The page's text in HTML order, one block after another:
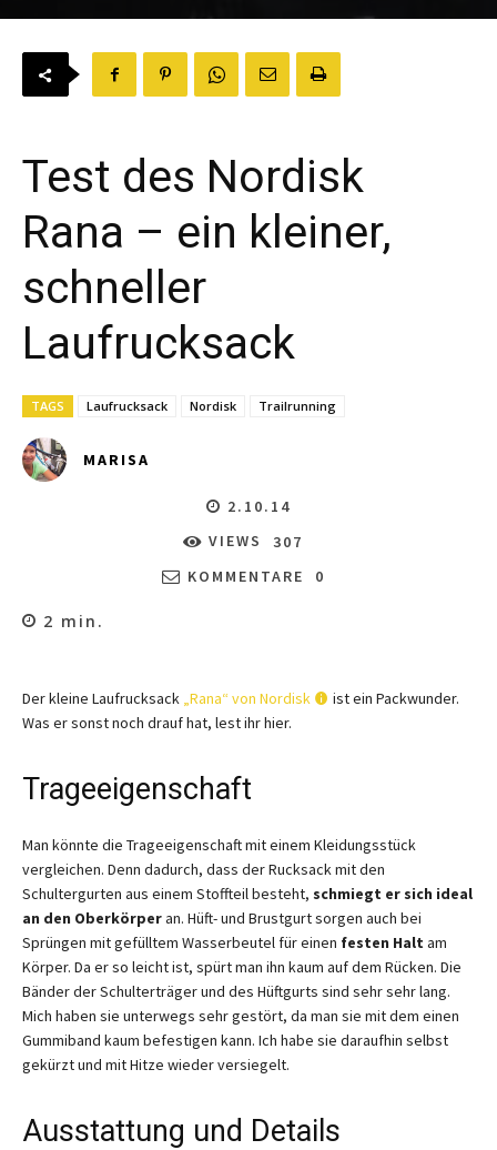
Test des Nordisk
Rana – ein kleiner,
schneller
Laufrucksack
TAGS Laufrucksack Nordisk Trailrunning
MARISA
2.10.14
VIEWS
307
KOMMENTARE
0
2 min.
Der kleine Laufrucksack „Rana“ von Nordisk
ist ein Packwunder.
Was er sonst noch drauf hat, lest ihr hier.
Trageeigenschaft
Man könnte die Trageeigenschaft mit einem Kleidungsstück
vergleichen. Denn dadurch, dass der Rucksack mit den
Schultergurten aus einem Stoffteil besteht, schmiegt er sich ideal
an den Oberkörperan. Hüft- und Brustgurt sorgen auch bei
Sprüngen mit gefülltem Wasserbeutel für einen festen Halt am
Körper. Da er so leicht ist, spürt man ihn kaum auf dem Rücken. Die
Bänder der Schulterträger und des Hüftgurts sind sehr sehr lang.
Mich haben sie unterwegs sehr gestört, da man sie mit dem einen
Gummiband kaum befestigen kann. Ich habe sie daraufhin selbst
gekürzt und mit Hitze wieder versiegelt.
Ausstattung und Details